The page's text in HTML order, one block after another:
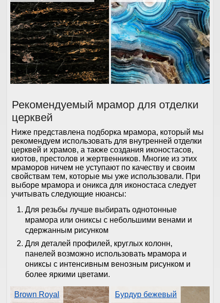
Рекомендуемый мрамор для отделки
церквей
Ниже представлена подборка мрамора, который мы
рекомендуем использовать для внутренней отделки
церквей и храмов, а также создания иконостасов,
киотов, престолов и жертвенников. Многие из этих
мраморов ничем не уступают по качеству и своим
свойствам тем, которые мы уже использовали. При
выборе мрамора и оникса для иконостаса следует
учитывать следующие нюансы:
Для резьбы лучше выбирать однотонные
мрамора или ониксы с небольшими венами и
сдержанным рисунком
Для деталей профилей, круглых колонн,
панелей возможно использовать мрамора и
ониксы с интенсивным венозным рисунком и
более яркими цветами.
Brown Royal Бурдур бежевый